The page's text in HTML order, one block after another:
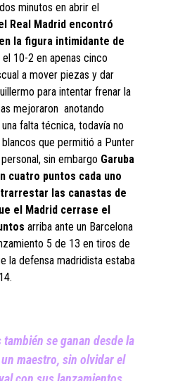
minutos en abrir el
Real Madrid encontró
la figura intimidante de
10-2 en apenas cinco
a mover piezas y dar
para intentar frenar la
mejoraron anotando
falta técnica, todavía no
que permitió a Punter
sin embargo Garuba
cuatro puntos cada uno
las canastas de
el Madrid cerrase el
arriba ante un Barcelona
5 de 13 en tiros de
la defensa madridista estaba
se ganan desde la
maestro, sin olvidar el